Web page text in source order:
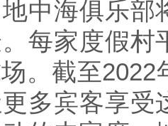
中海俱乐部
每家度假
。截至2022
多宾客享